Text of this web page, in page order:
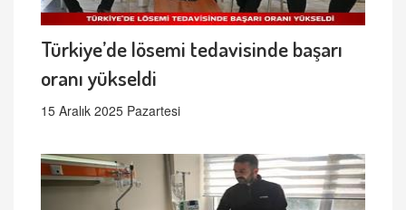
Türkiye’de lösemi tedavisinde başarı
oranı yükseldi
15 Aralık 2025 Pazartesi